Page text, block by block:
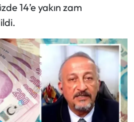
14’e yakın zam